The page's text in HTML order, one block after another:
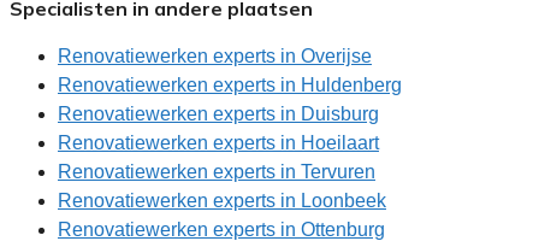
Specialisten in andere plaatsen
Renovatiewerken experts in Overijse
Renovatiewerken experts in Huldenberg
Renovatiewerken experts in Duisburg
Renovatiewerken experts in Hoeilaart
Renovatiewerken experts in Tervuren
Renovatiewerken experts in Loonbeek
Renovatiewerken experts in Ottenburg